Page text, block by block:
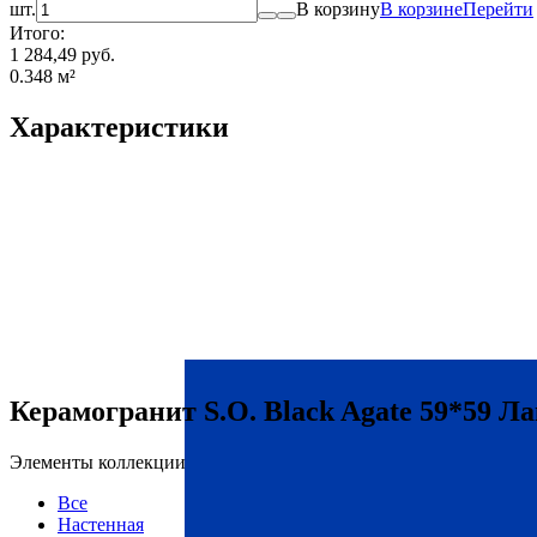
шт.
В корзинуВ корзинеПерейти
Итого:
1 284,49 руб.
0.348 м²
Характеристики
Керамогранит S.O. Black Agate 59*59
Элементы коллекции
Все
Настенная